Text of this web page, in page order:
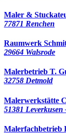
Maler &
77871 Renchen
Raumwerk
29664 Walsrode
Malerbetrieb T.
32758 Detmold
Malerwerkstätte
51381 Leverkusen
Malerfachbetrieb